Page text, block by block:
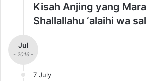
Kisah Anjing yang
Shallallahu ‘alaihi wa
Jul
- 2016 -
7 July